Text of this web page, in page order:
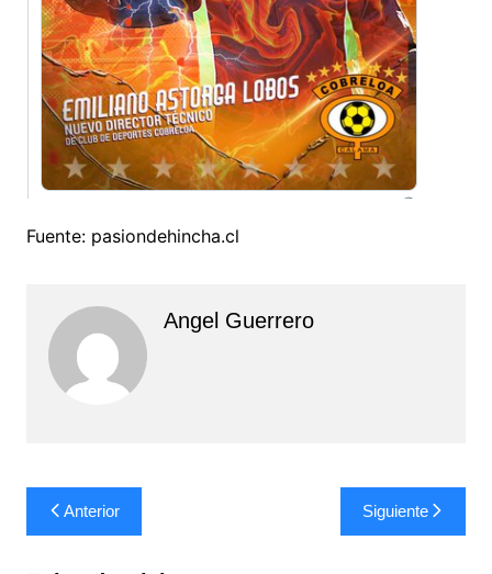
Fuente: pasiondehincha.cl
Angel Guerrero
Navegación
de
Anterior Siguiente